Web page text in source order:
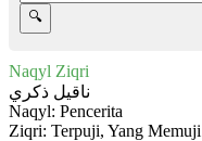
Naqyl Ziqri
ناقيل ذكري
Naqyl: Pencerita
Ziqri: Terpuji, Yang